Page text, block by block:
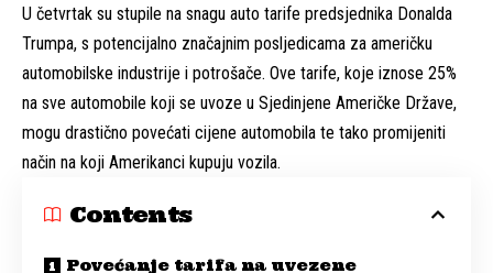
U četvrtak su stupile na snagu auto tarife predsjednika Donalda
Trumpa, s potencijalno značajnim posljedicama za američku
automobilske industrije i potrošače. Ove tarife, koje iznose 25%
na sve automobile koji se uvoze u Sjedinjene Američke Države,
mogu drastično povećati cijene automobila te tako promijeniti
način na koji Amerikanci kupuju vozila.
Contents
Povećanje tarifa na uvezene